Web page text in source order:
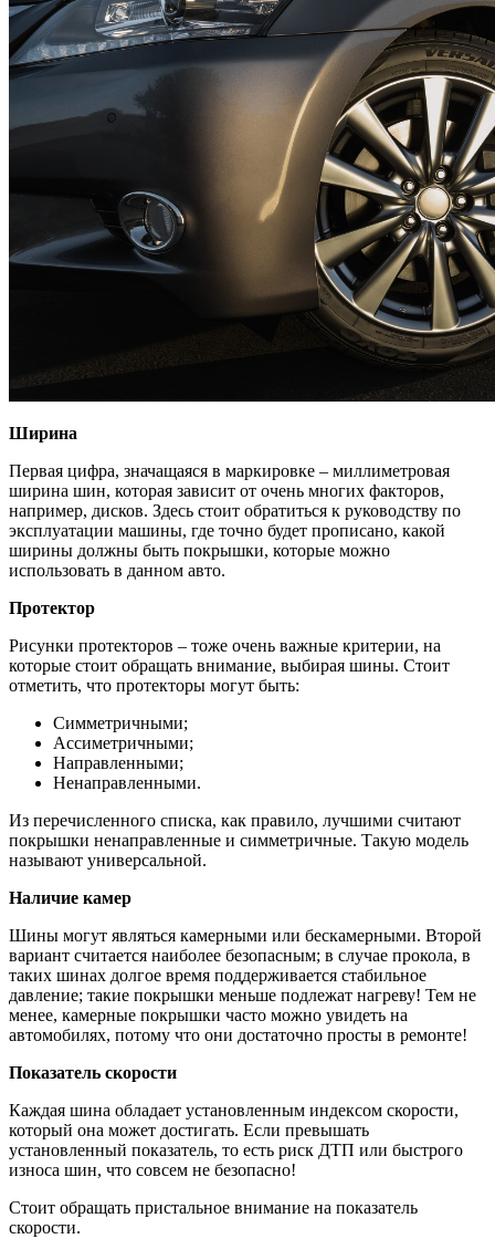
Ширина
Первая цифра, значащаяся в маркировке – миллиметровая
ширина шин, которая зависит от очень многих факторов,
например, дисков. Здесь стоит обратиться к руководству по
эксплуатации машины, где точно будет прописано, какой
ширины должны быть покрышки, которые можно
использовать в данном авто.
Протектор
Рисунки протекторов – тоже очень важные критерии, на
которые стоит обращать внимание, выбирая шины. Стоит
отметить, что протекторы могут быть:
Симметричными;
Ассиметричными;
Направленными;
Ненаправленными.
Из перечисленного списка, как правило, лучшими считают
покрышки ненаправленные и симметричные. Такую модель
называют универсальной.
Наличие камер
Шины могут являться камерными или бескамерными. Второй
вариант считается наиболее безопасным; в случае прокола, в
таких шинах долгое время поддерживается стабильное
давление; такие покрышки меньше подлежат нагреву! Тем не
менее, камерные покрышки часто можно увидеть на
автомобилях, потому что они достаточно просты в ремонте!
Показатель скорости
Каждая шина обладает установленным индексом скорости,
который она может достигать. Если превышать
установленный показатель, то есть риск ДТП или быстрого
износа шин, что совсем не безопасно!
Стоит обращать пристальное внимание на показатель
скорости.